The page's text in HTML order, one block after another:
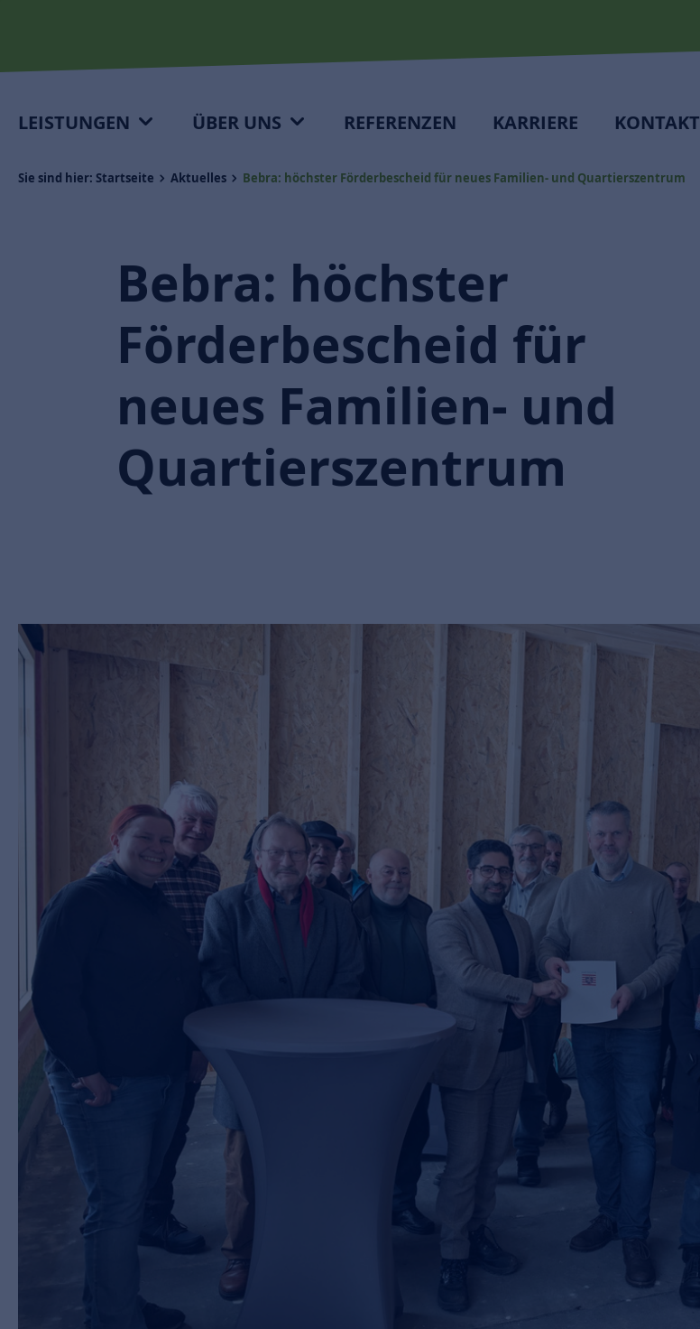
LEISTUNGEN ÜBER UNS REFERENZEN KARRIERE KONTAKT
Sie sind hier: Startseite Aktuelles Bebra: höchster Förderbescheid für neues Familien- und Quartierszentrum
Bebra: höchster
Förderbescheid für
neues Familien- und
Quartierszentrum